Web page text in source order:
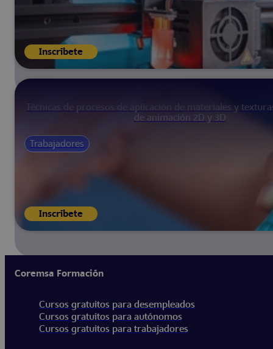
Inscríbete
Técnicas de procesos de aplicación de materiales y
de animación 2D y 3D
Trabajadores
Inscríbete
Coremsa Formación
Cursos gratuitos para desempleados
Cursos gratuitos para autónomos
Cursos gratuitos para trabajadores